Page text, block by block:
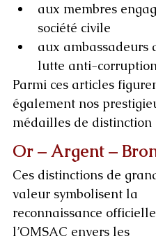
aux membres
société civile
aux ambassadeurs
lutte anti-
Parmi ces articles
également nos
médailles de distinction
Or – Argent –
Ces distinctions de
valeur symbolisent la
reconnaissance
l’OMSAC envers les